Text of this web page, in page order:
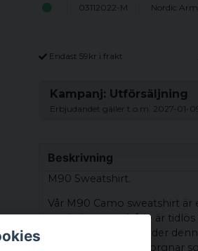
03112022-M Nordic
Endast 59kr i frakt
Kampanj: Utförsäljning
Erbjudandet gäller t.o.m. 2027-01-09
Beskrivning
M90 Sweatshirt.
Vår M90 Camo sweatshirt
en design som både är
oförutsägbara, erbjuder
möta såväl kyliga morgnar